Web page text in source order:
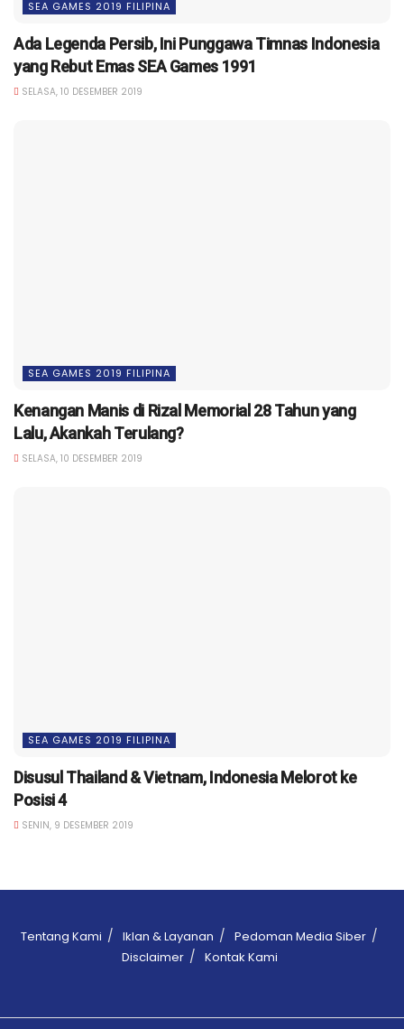
SEA GAMES 2019 FILIPINA
Ada Legenda Persib, Ini Punggawa Timnas Indonesia
yang Rebut Emas SEA Games 1991
SELASA, 10 DESEMBER 2019
SEA GAMES 2019 FILIPINA
Kenangan Manis di Rizal Memorial 28 Tahun yang
Lalu, Akankah Terulang?
SELASA, 10 DESEMBER 2019
SEA GAMES 2019 FILIPINA
Disusul Thailand & Vietnam, Indonesia Melorot ke
Posisi 4
SENIN, 9 DESEMBER 2019
Tentang Kami Iklan & Layanan
Pedoman Media Siber
Disclaimer
Kontak Kami